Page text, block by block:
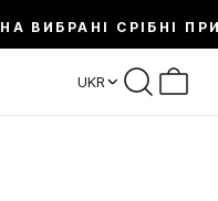
НА ВИБРАНІ СРІБНІ
UKR